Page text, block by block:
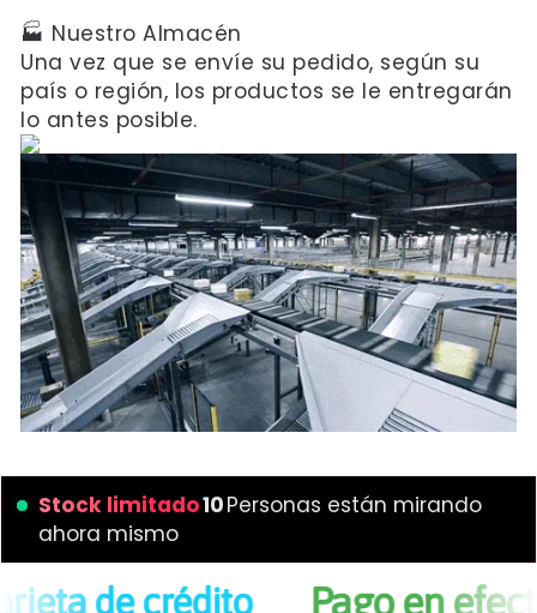
🏭 Nuestro Almacén
Una vez que se envíe su pedido, según su
país o región, los productos se le entregarán
lo antes posible.
Stock limitado10Personas están mirando
ahora mismo
Pago en efectivo en OXXO